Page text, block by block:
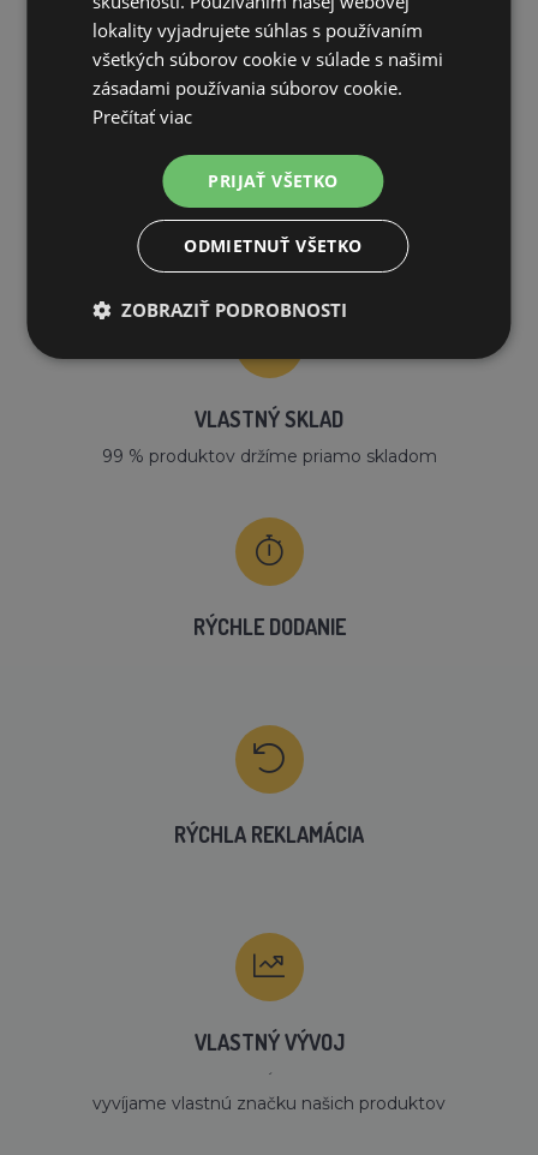
PREČO NAKUPOVAŤ U NÁS?
DOPRAVA ZDARMA
na všetky objednávky od 200€ vrátane DPH.
VLASTNÝ SKLAD
99 % produktov držíme priamo skladom
RÝCHLE DODANIE
RÝCHLA REKLAMÁCIA
VLASTNÝ VÝVOJ
´
vyvíjame vlastnú značku našich produktov
lokality vyjadrujete súhlas s používaním
všetkých súborov cookie v súlade s našimi
zásadami používania súborov cookie.
Prečítať viac
PRIJAŤ VŠETKO
ODMIETNUŤ VŠETKO
ZOBRAZIŤ PODROBNOSTI